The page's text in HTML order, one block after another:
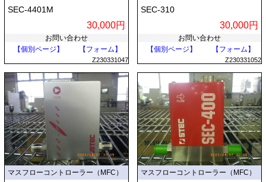
SEC-4401M
30,000円
お問い合わせ
【個別ページ】
【フォーム】
Z230331047
SEC-310
30,000円
お問い合わせ
【個別ページ】
【フォーム】
Z230331052
マスフローコントローラー（MFC） マスフローコントローラー（MFC）